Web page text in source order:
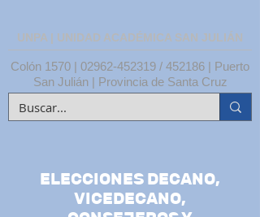
UNPA | UNIDAD ACADÉMICA SAN JULIÁN
Colón 1570 | 02962-452319 / 452186 | Puerto
San Julián | Provincia de Santa Cruz
ELECCIONES DECANO,
VICEDECANO,